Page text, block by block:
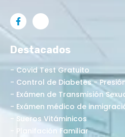
Destacados
- Covid Test Gratuito
- Control de Diabetes -
- Exámen de Transmisión
- Exámen médico de
- Sueros Vitáminicos
- Planifación Familiar